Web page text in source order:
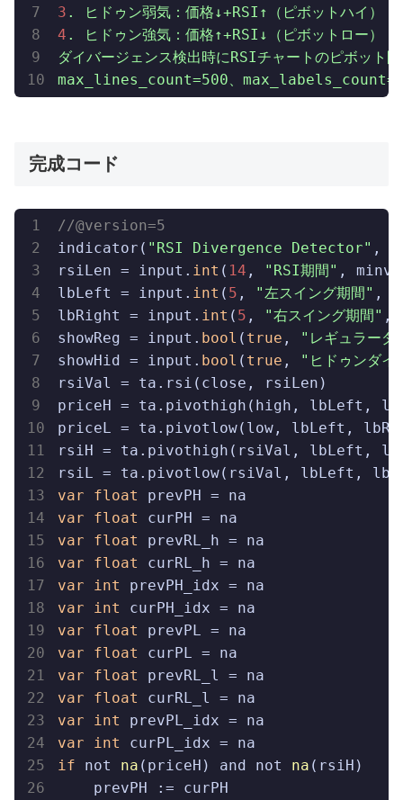
3 .
ヒドゥン弱気：価格↓+RSI↑（ピボットハイ）
4 .
ヒドゥン強気：価格↑+RSI↓（ピボットロー）
ダイバージェンス検出時にRSIチャートのピボッ
max_lines_count=500、
完成コード
//@version=5
indicator( "RSI Divergence Detector" ,
rsiLen = input. int ( 14 , "RSI期間" ,
lbLeft = input. int ( 5 , "左スイング期間" ,
lbRight = input. int ( 5 , "右スイング期間" ,
showReg = input. bool ( true ,
"レギュラーダ
showHid = input. bool ( true ,
"ヒドゥンダイ
rsiVal = ta.rsi(close, rsiLen)
priceH = ta.pivothigh(high, lbLeft,
priceL = ta.pivotlow(low, lbLeft,
rsiH = ta.pivothigh(rsiVal, lbLeft,
var float
var
float
var
float
var
float
var
int
var
int
var
float
var
float
var
float
var
float
var
int
var
int curPL_idx =
if not na ( priceH ) and not na ( rsiH )
    prevPH :
= curPH